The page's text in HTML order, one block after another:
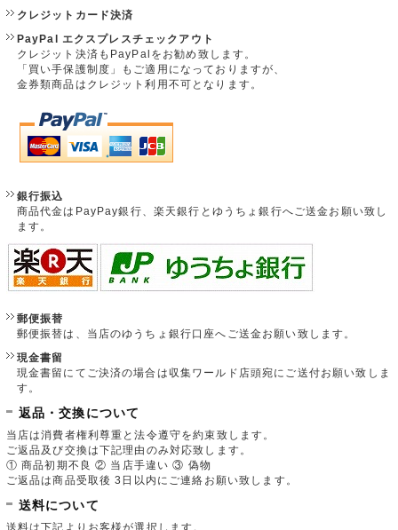
クレジットカード決済
PayPal エクスプレスチェックアウト
クレジット決済もPayPalをお勧め致します。
「買い手保護制度」もご適用になっておりますが、
金券類商品はクレジット利用不可となります。
銀行振込
商品代金はPayPay銀行、楽天銀行とゆうちょ銀行へご送金お願い致し
ます。
郵便振替
郵便振替は、当店のゆうちょ銀行口座へご送金お願い致します。
現金書留
現金書留にてご決済の場合は収集ワールド店頭宛にご送付お願い致しま
す。
返品・交換について
当店は消費者権利尊重と法令遵守を約束致します。
ご返品及び交換は下記理由のみ対応致します。
① 商品初期不良 ② 当店手違い ③ 偽物
ご返品は商品受取後 3日以内にご連絡お願い致します。
送料について
送料は下記よりお客様が選択します。